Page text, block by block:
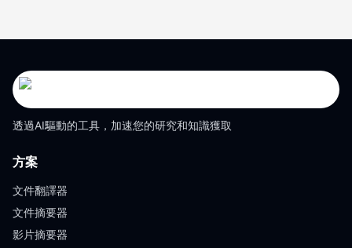
透過AI驅動的工具，加速您的研究和知識獲取
方案
文件翻譯器
文件摘要器
影片摘要器